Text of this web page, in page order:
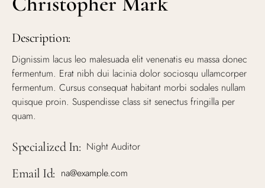
Description:
Dignissim lacus leo malesuada elit venenatis eu massa donec
fermentum. Erat nibh dui lacinia dolor sociosqu ullamcorper
fermentum. Cursus consequat habitant morbi sodales nullam
quisque proin. Suspendisse class sit senectus fringilla per
quam.
Specialized In: Night Auditor
Email Id: na@example.com